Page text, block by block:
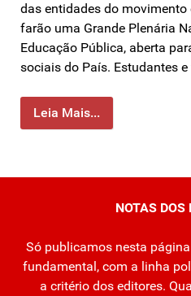
das entidades do
farão uma Grande Plenária
Educação Pública, aberta
sociais do País. Estudantes
Leia Mais...
NOTAS DOS
Só publicamos nesta
fundamental, com a linha
a critério dos editores.